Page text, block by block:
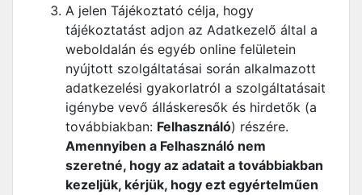
A jelen Tájékoztató célja, hogy
tájékoztatást adjon az Adatkezelő által a
weboldalán és egyéb online felületein
nyújtott szolgáltatásai során alkalmazott
adatkezelési gyakorlatról a szolgáltatásait
igénybe vevő álláskeresők és hirdetők (a
továbbiakban: Felhasználó) részére.
Amennyiben a Felhasználó nem
szeretné, hogy az adatait a továbbiakban
kezeljük, kérjük, hogy ezt egyértelműen